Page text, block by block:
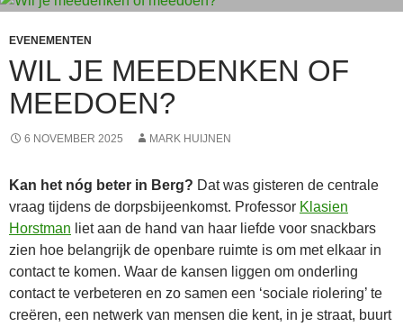
EVENEMENTEN
WIL JE MEEDENKEN OF
MEEDOEN?
6 NOVEMBER 2025 MARK HUIJNEN
Kan het nóg beter in Berg? Dat was gisteren de centrale
vraag tijdens de dorpsbijeenkomst. Professor Klasien
Horstman liet aan de hand van haar liefde voor snackbars
zien hoe belangrijk de openbare ruimte is om met elkaar in
contact te komen. Waar de kansen liggen om onderling
contact te verbeteren en zo samen een ‘sociale riolering’ te
creëren, een netwerk van mensen die kent, in je straat, buurt